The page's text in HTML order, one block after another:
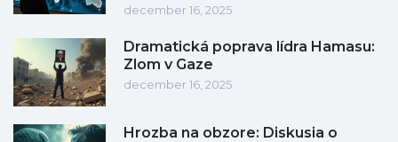
december 16, 2025
Dramatická poprava lídra Hamasu:
Zlom v Gaze
december 16, 2025
Hrozba na obzore: Diskusia o